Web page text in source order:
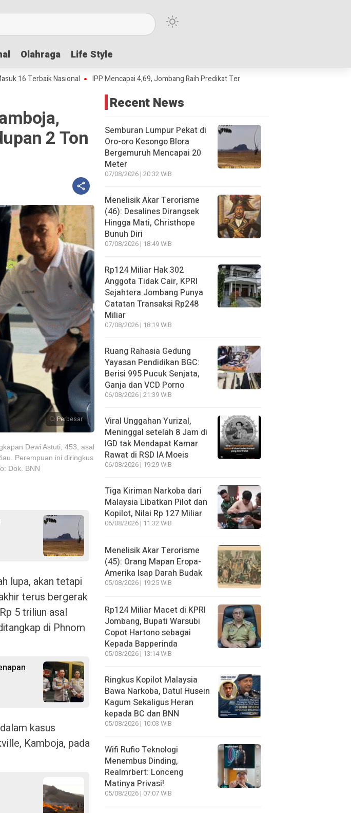
Olahraga Life Style
Olahraga Life Style
Nasional IPP Mencapai 4,69, Jombang Raih Predikat Terbaik Jawa Timur dan Peringkat III Nasional
2 Ton
Perbesar
Dewi Astuti, 453, asal
Perempuan ini diringkus
Dok. BNN
lupa, akan tetapi
terus bergerak
5 triliun asal
di Phnom
kasus
Kamboja, pada
Recent News
Semburan Lumpur Pekat di
Oro-oro Kesongo Blora
Bergemuruh Mencapai 20
Meter
07/08/2026 | 20:32 WIB
Menelisik Akar Terorisme
(46): Desalines Dirangsek
Hingga Mati, Christhope
Bunuh Diri
07/08/2026 | 18:49 WIB
Rp124 Miliar Hak 302
Anggota Tidak Cair, KPRI
Sejahtera Jombang Punya
Catatan Transaksi Rp248
Miliar
07/08/2026 | 18:19 WIB
Ruang Rahasia Gedung
Yayasan Pendidikan BGC:
Berisi 995 Pucuk Senjata,
Ganja dan VCD Porno
06/08/2026 | 21:39 WIB
Viral Unggahan Yurizal,
Meninggal setelah 8 Jam di
IGD tak Mendapat Kamar
Rawat di RSD IA Moeis
06/08/2026 | 19:29 WIB
Tiga Kiriman Narkoba dari
Malaysia Libatkan Pilot dan
Kopilot, Nilai Rp 127 Miliar
06/08/2026 | 11:32 WIB
Menelisik Akar Terorisme
(45): Orang Mapan Eropa-
Amerika Isap Darah Budak
05/08/2026 | 19:25 WIB
Rp124 Miliar Macet di KPRI
Jombang, Bupati Warsubi
Copot Hartono sebagai
Kepada Bapperinda
05/08/2026 | 13:14 WIB
Ringkus Kopilot Malaysia
Bawa Narkoba, Datul Husein
Kagum Sekaligus Heran
kepada BC dan BNN
05/08/2026 | 10:03 WIB
Wifi Rufio Teknologi
Menembus Dinding,
Realmrbert: Lonceng
Matinya Privasi!
05/08/2026 | 07:07 WIB